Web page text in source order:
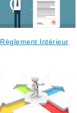
Règlement Intérieur